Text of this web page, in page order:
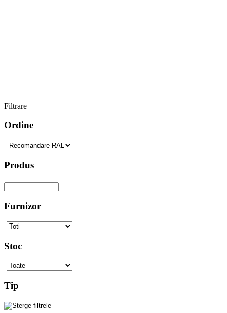
Filtrare
Ordine
Produs
Furnizor
Stoc
Tip